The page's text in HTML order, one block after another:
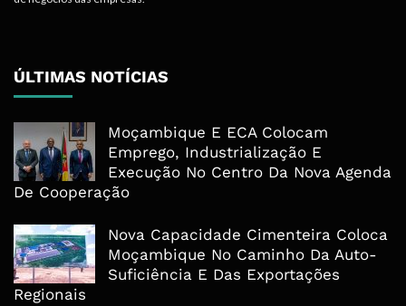
ÚLTIMAS NOTÍCIAS
Moçambique E ECA Colocam
Emprego, Industrialização E
Execução No Centro Da Nova Agenda
De Cooperação
Nova Capacidade Cimenteira Coloca
Moçambique No Caminho Da Auto-
Suficiência E Das Exportações
Regionais